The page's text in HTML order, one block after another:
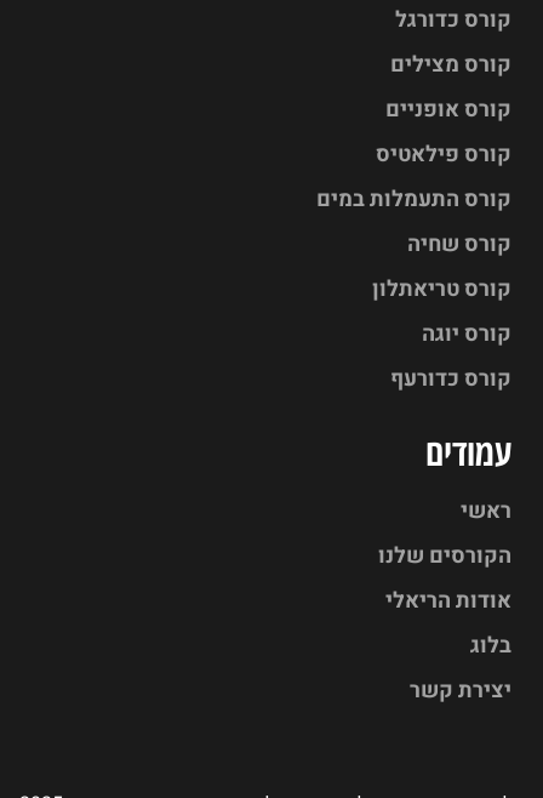
קורס כדורגל
קורס מצילים
קורס אופניים
קורס פילאטיס
קורס התעמלות במים
קורס שחיה
קורס טריאתלון
קורס יוגה
קורס כדורעף
עמודים
ראשי
הקורסים שלנו
אודות הריאלי
בלוג
יצירת קשר